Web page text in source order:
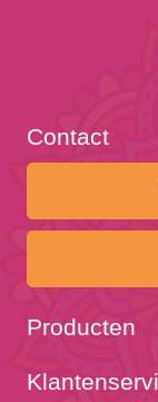
Contact
Producten